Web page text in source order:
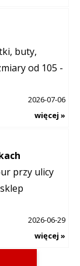
buty,
od 105 -
2026-07-06
więcej »
przy ulicy
2026-06-29
więcej »